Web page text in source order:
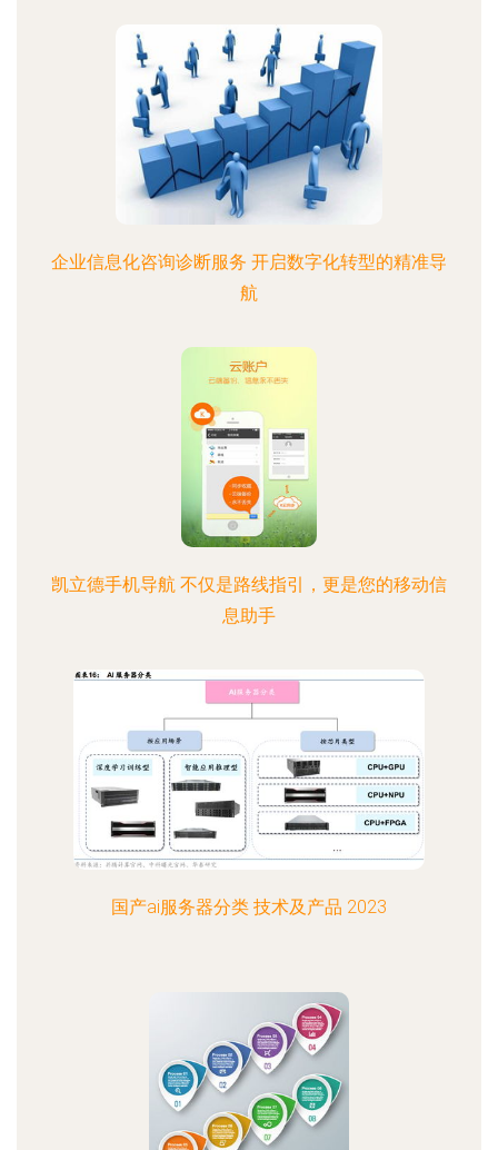
企业信息化咨询诊断服务 开启数字化转型的精准导
航
凯立德手机导航 不仅是路线指引，更是您的移动信
息助手
国产ai服务器分类 技术及产品 2023